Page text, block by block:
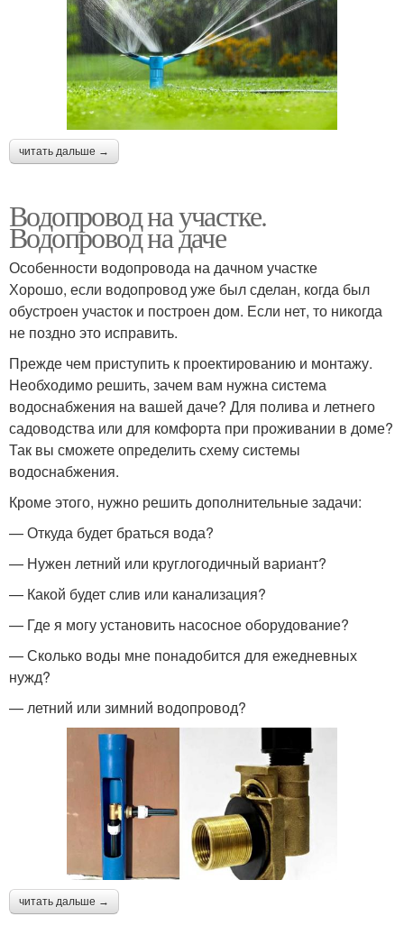
читать дальше →
Водопровод на участке.
Водопровод на даче
Особенности водопровода на дачном участке
Хорошо, если водопровод уже был сделан, когда был
обустроен участок и построен дом. Если нет, то никогда
не поздно это исправить.
Прежде чем приступить к проектированию и монтажу.
Необходимо решить, зачем вам нужна система
водоснабжения на вашей даче? Для полива и летнего
садоводства или для комфорта при проживании в доме?
Так вы сможете определить схему системы
водоснабжения.
Кроме этого, нужно решить дополнительные задачи:
— Откуда будет браться вода?
— Нужен летний или круглогодичный вариант?
— Какой будет слив или канализация?
— Где я могу установить насосное оборудование?
— Сколько воды мне понадобится для ежедневных
нужд?
— летний или зимний водопровод?
читать дальше →